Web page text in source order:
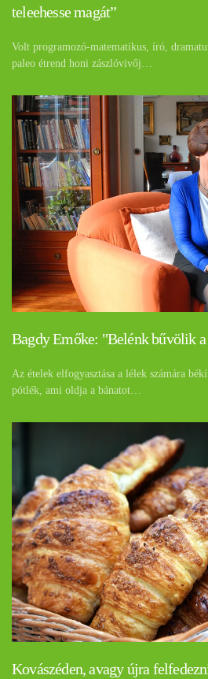
teleehesse magát”
Volt programozó-matematikus, író,
paleo étrend honi zászlóvivőj…
Bagdy Emőke: "Belénk bűvölik
Az ételek elfogyasztása a lélek számára
pótlék, ami oldja a bánatot…
Kovászéden, avagy újra